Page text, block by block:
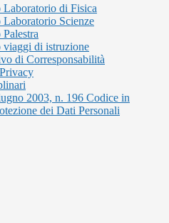
Laboratorio di Fisica
Laboratorio Scienze
viaggi di istruzione
di Corresponsabilità
2003, n. 196 Codice in
dei Dati Personali